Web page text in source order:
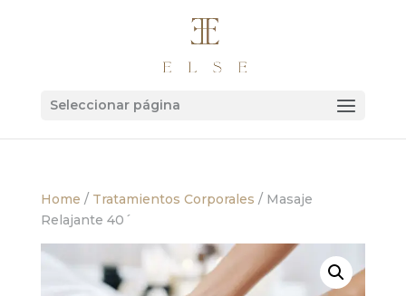
Seleccionar página
Home / Tratamientos Corporales / Masaje
Relajante 40´